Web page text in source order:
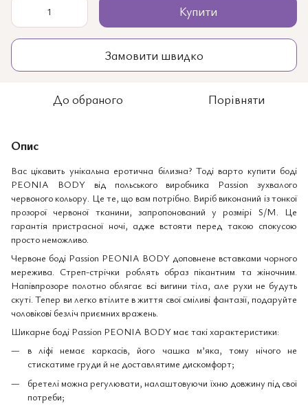
Купити
Замовити швидко
До обраного Порівняти
Опис
Вас цікавить унікальна еротична білизна? Тоді варто купити боді
PEONIA BODY від польського виробника Passion зухвалого
червоного кольору. Це те, що вам потрібно. Виріб виконаний із тонкої
прозорої червоної тканини, запропонований у розмірі S/M. Це
гарантія пристрасної ночі, адже встояти перед такою спокусою
просто неможливо.
Червоне боді Passion PEONIA BODY доповнене вставками чорного
мережива. Стреп-стрічки роблять образ пікантним та жіночним.
Напівпрозоре полотно облягає всі вигини тіла, але рухи не будуть
скуті. Тепер ви легко втілите в життя свої сміливі фантазії, подаруйте
чоловікові безліч приємних вражень.
Шикарне боді Passion PEONIA BODY має такі характеристики:
в ліфі немає каркасів, його чашка м’яка, тому нічого не
стискатиме груди й не доставлятиме дискомфорт;
бретелі можна регулювати, налаштовуючи їхню довжину під свої
потреби;